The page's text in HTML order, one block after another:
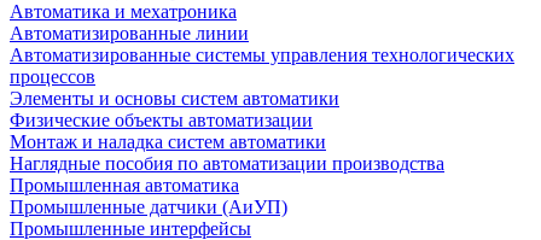
Автоматика и мехатроника
Автоматизированные линии
Автоматизированные системы управления технологических
процессов
Элементы и основы систем автоматики
Физические объекты автоматизации
Монтаж и наладка систем автоматики
Наглядные пособия по автоматизации производства
Промышленная автоматика
Промышленные датчики (АиУП)
Промышленные интерфейсы